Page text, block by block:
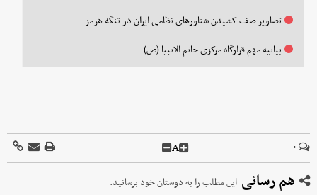
تصاویر صف کشیدن شناورهای نظامی ایران در تنگه هرمز
بیانیه مهم قرارگاه مرکزی خاتم الانبیا (ص)
۰ A
هم رسانی این مطلب را به دوستان خود برسانید.